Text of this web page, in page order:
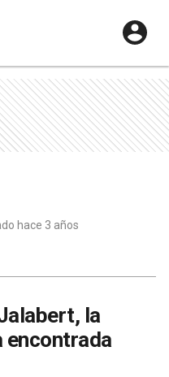
hace 3 años
la
encontrada